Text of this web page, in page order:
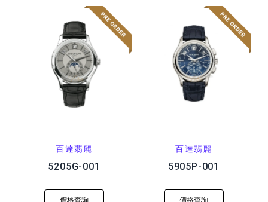
百達翡麗
5205G-001
價格查詢
百達翡麗
5905P-001
價格查詢